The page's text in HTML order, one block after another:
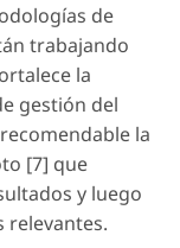
de
trabajando
la
gestión del
la
[7] que
y luego
relevantes.